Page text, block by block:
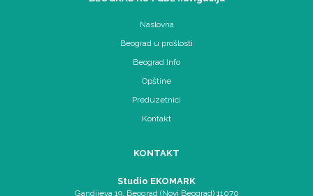
Naslovna
Beograd u prošlosti
Beograd Info
Opštine
Preduzetnici
Kontakt
KONTAKT
Studio EKOMARK
Gandijeva 19, Beograd (Novi Beograd) 11070